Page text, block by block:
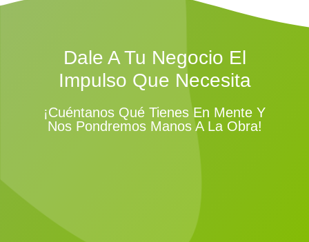
Dale A Tu Negocio El
Impulso Que Necesita
¡Cuéntanos Qué Tienes En Mente Y
Nos Pondremos Manos A La Obra!